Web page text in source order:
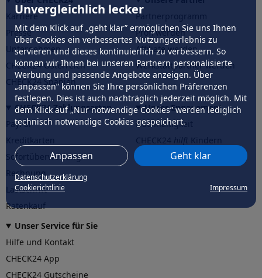
Unvergleichlich lecker
Mit dem Klick auf „geht klar” ermöglichen Sie uns Ihnen
über Cookies ein verbessertes Nutzungserlebnis zu
servieren und dieses kontinuierlich zu verbessern. So
können wir Ihnen bei unseren Partnern personalisierte
Werbung und passende Angebote anzeigen. Über
„anpassen” können Sie Ihre persönlichen Präferenzen
festlegen. Dies ist auch nachträglich jederzeit möglich. Mit
dem Klick auf „Nur notwendige Cookies” werden lediglich
technisch notwendige Cookies gespeichert.
Anpassen Geht klar
Datenschutzerklärung
Cookierichtlinie
Impressum
Karriere
Presse
Unternehmen
CHECK24 Österreich
CHECK24 Spanien
Partnerprogramm
Profi werden
Affiliate werden
Werkstattpartner werden
CHECK24 Zahlungsarten
PayPal
Sofortüberweisung
Rechnung
Lastschrift
Ratenkauf
Unser Engagement
Nachhaltigkeit
CHECK24hilftder Natur
Unser Service für Sie
Hilfe und Kontakt
CHECK24 App
CHECK24 Gutscheine